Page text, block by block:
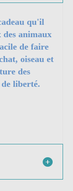
qu'il
animaux
de faire
oiseau et
des
liberté.